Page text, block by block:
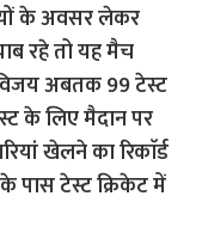
के अवसर लेकर
रहे तो यह मैच
अबतक 99 टेस्ट
के लिए मैदान पर
खेलने का रिकाॅर्ड
पास टेस्ट क्रिकेट में